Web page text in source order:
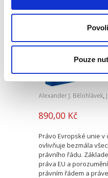
Pouze
Alexander J. Bělohlávek,
890,00 Kč
Právo Evropské unie
ovlivňuje bezmála
právního řádu.
práva EU a
právním řádem a